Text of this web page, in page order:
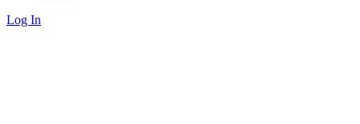
Log In